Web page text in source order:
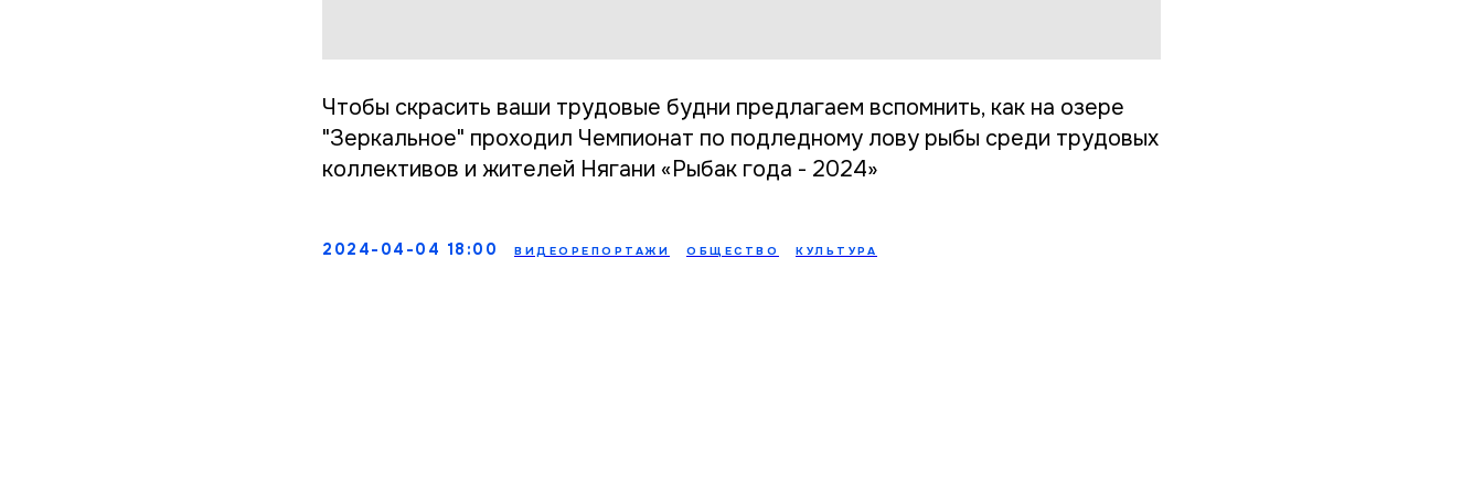
Чтобы скрасить ваши трудовые будни предлагаем вспомнить, как на озере
"Зеркальное" проходил Чемпионат по подледному лову рыбы среди трудовых
коллективов и жителей Нягани «Рыбак года - 2024»
2024-04-04 18:00 ВИДЕОРЕПОРТАЖИ ОБЩЕСТВО КУЛЬТУРА